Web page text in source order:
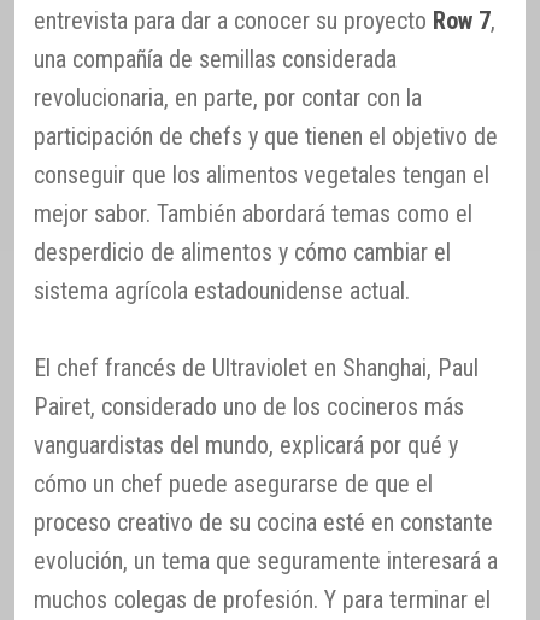
entrevista para dar a conocer su proyecto Row 7,
una compañía de semillas considerada
revolucionaria, en parte, por contar con la
participación de chefs y que tienen el objetivo de
conseguir que los alimentos vegetales tengan el
mejor sabor. También abordará temas como el
desperdicio de alimentos y cómo cambiar el
sistema agrícola estadounidense actual.
El chef francés de Ultraviolet en Shanghai, Paul
Pairet, considerado uno de los cocineros más
vanguardistas del mundo, explicará por qué y
cómo un chef puede asegurarse de que el
proceso creativo de su cocina esté en constante
evolución, un tema que seguramente interesará a
muchos colegas de profesión. Y para terminar el